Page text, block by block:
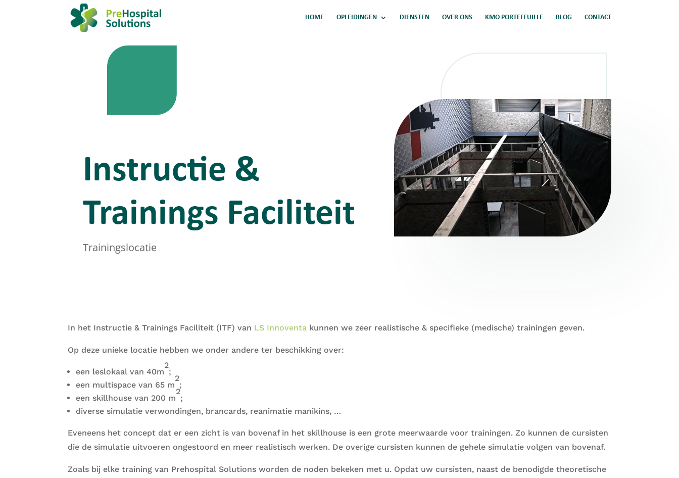
HOME OPLEIDINGEN DIENSTEN OVER ONS KMO PORTEFEUILLE BLOG CONTACT
Instructie &
Trainings Faciliteit
Trainingslocatie
In het Instructie & Trainings Faciliteit (ITF) van LS Innoventa kunnen we zeer realistische & specifieke (medische) trainingen geven.
Op deze unieke locatie hebben we onder andere ter beschikking over:
een leslokaal van 40m
2
;
een multispace van 65 m
2
;
een skillhouse van 200 m
2
;
diverse simulatie verwondingen, brancards, reanimatie manikins, …
Eveneens het concept dat er een zicht is van bovenaf in het skillhouse is een grote meerwaarde voor trainingen. Zo kunnen de cursisten
die de simulatie uitvoeren ongestoord en meer realistisch werken. De overige cursisten kunnen de gehele simulatie volgen van bovenaf.
Zoals bij elke training van Prehospital Solutions worden de noden bekeken met u. Opdat uw cursisten, naast de benodigde theoretische